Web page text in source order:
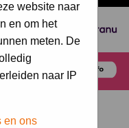
by
website naar
en om het
meten. De
naar IP
en ons